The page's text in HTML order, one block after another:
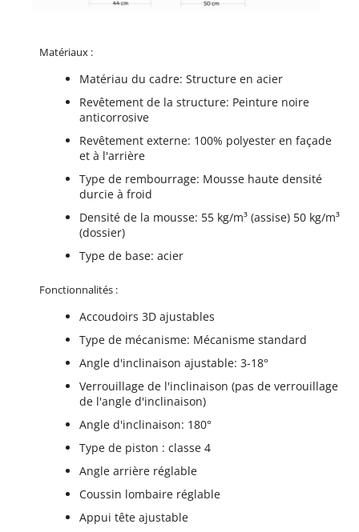
Matériaux :
Matériau du cadre: Structure en acier
Revêtement de la structure: Peinture noire
anticorrosive
Revêtement externe: 100% polyester en façade
et à l'arrière
Type de rembourrage: Mousse haute densité
durcie à froid
Densité de la mousse: 55 kg/m³ (assise) 50 kg/m³
(dossier)
Type de base: acier
Fonctionnalités :
Accoudoirs 3D ajustables
Type de mécanisme: Mécanisme standard
Angle d'inclinaison ajustable: 3-18°
Verrouillage de l'inclinaison (pas de verrouillage
de l'angle d'inclinaison)
Angle d'inclinaison: 180°
Type de piston : classe 4
Angle arrière réglable
Coussin lombaire réglable
Appui tête ajustable